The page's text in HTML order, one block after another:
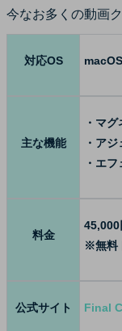
今なお多くの動画
対応OS macOS
主な機能
・マ
・ア
・エ
料金
45,000
※無料
公式サイト Final